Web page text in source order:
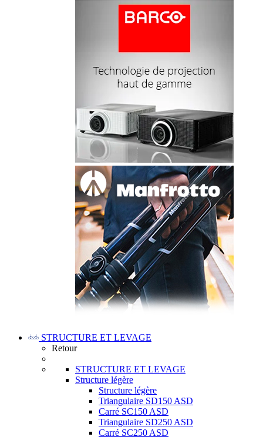
STRUCTURE ET LEVAGE
Retour
STRUCTURE ET LEVAGE
Structure légère
Structure légère
Triangulaire SD150 ASD
Carré SC150 ASD
Triangulaire SD250 ASD
Carré SC250 ASD